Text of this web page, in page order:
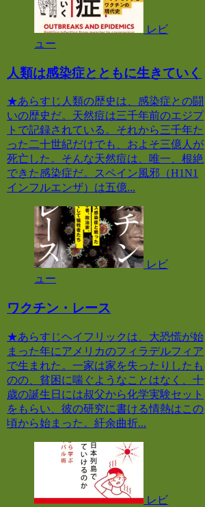
レビ
ュー
人類は感染症とともに生きていく
★あらすじ人類の歴史は、感染症との闘
いの歴史だ。天然痘は三千年前のエジプ
トで記録されている。それから三千年た
った二十世紀だけでも、およそ三億人が
死亡した。そんな天然痘は、唯一、根絶
できた感染症だ。スペイン風邪（H1N1
インフルエンザ）は五億...
レビ
ュー
ワクチン・レース
★あらすじヘイフリックは、大恐慌が始
まった年にアメリカのフィラデルフィア
で生まれた。一家は家を失ったりしたも
のの、貧困に喘ぐようなことはなく、十
歳の誕生日には叔父から化学実験セット
をもらい、彼の研究に書ける情熱はこの
頃から始まった。紆余曲折...
レビ